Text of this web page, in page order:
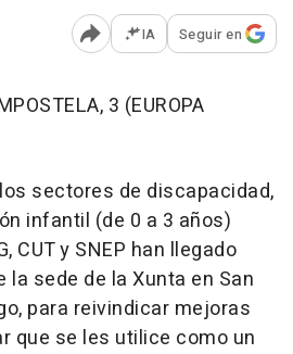
Abrir opciones para
IA Seguir en
3 (EUROPA
sectores de discapacidad,
infantil (de 0 a 3 años)
CUT y SNEP han llegado
sede de la Xunta en San
para reivindicar mejoras
que se les utilice como un